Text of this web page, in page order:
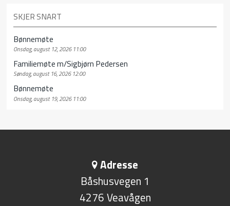
SKJER SNART
Bønnemøte
Onsdag, august 12, 2026 11:00
Familiemøte m/Sigbjørn Pedersen
Søndag, august 16, 2026 12:00
Bønnemøte
Onsdag, august 19, 2026 11:00
Adresse
Båshusvegen 1
4276 Veavågen